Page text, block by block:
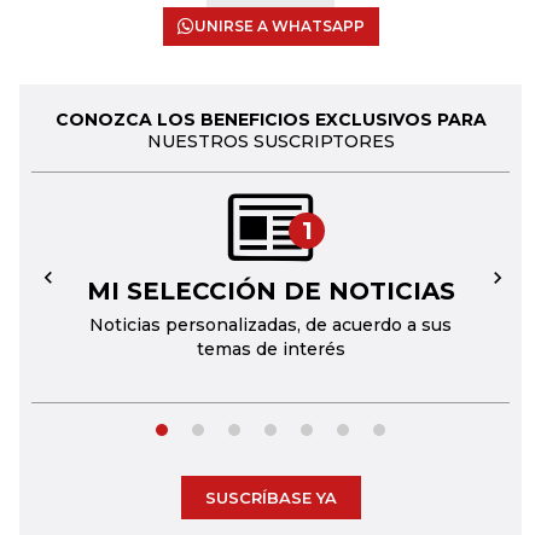
UNIRSE A WHATSAPP
CONOZCA LOS BENEFICIOS EXCLUSIVOS PARA
NUESTROS SUSCRIPTORES
1
MI SELECCIÓN DE NOTICIAS
Noticias personalizadas, de acuerdo a sus
temas de interés
← →
SUSCRÍBASE YA